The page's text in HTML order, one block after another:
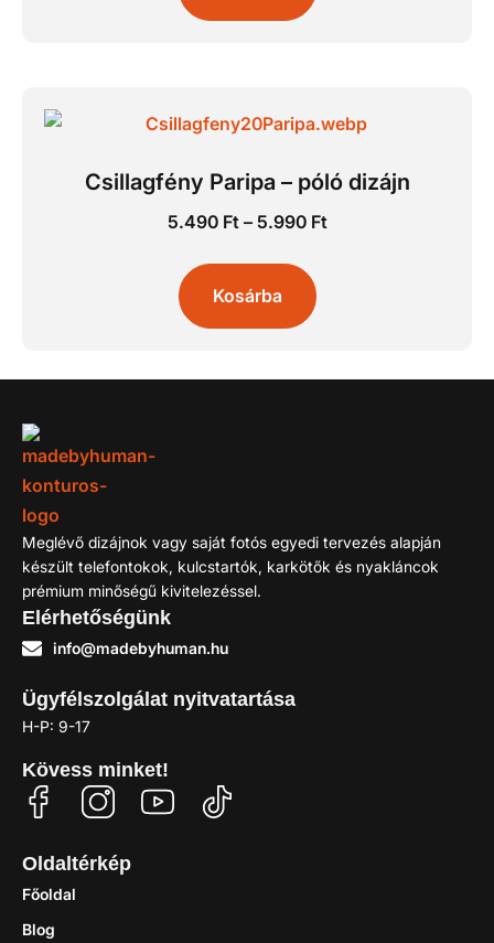
Csillagfény Paripa – póló dizájn
5.490 Ft – 5.990 Ft
Kosárba
Meglévő dizájnok vagy saját fotós egyedi tervezés alapján
készült telefontokok, kulcstartók, karkötők és nyakláncok
prémium minőségű kivitelezéssel.
Elérhetőségünk
info@madebyhuman.hu
Ügyfélszolgálat nyitvatartása
H-P: 9-17
Kövess minket!
Oldaltérkép
Főoldal
Blog